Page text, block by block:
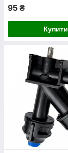
95 ₴
Купити